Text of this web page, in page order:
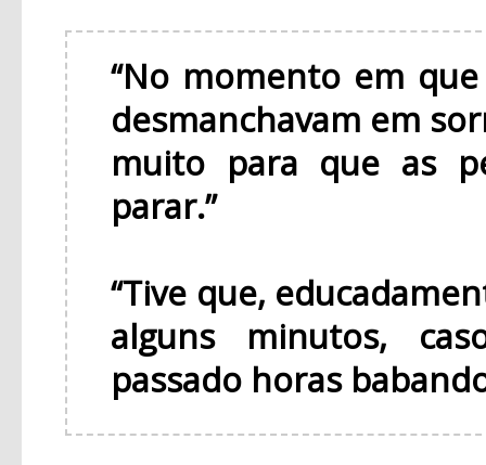
“No momento em
desmanchavam em
muito para que as
parar.”
“Tive que,
alguns minutos,
passado horas